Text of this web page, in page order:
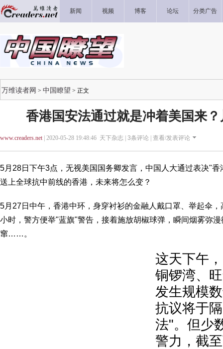
新闻 视频 博客 论坛 分类广告
万维读者网 > 中国瞭望 > 正文
香港国安法通过就是冲着美国来
www.creaders.net| 2020-05-28 19:48:46 天下杂志 | 3条评论 | 查看/发表评论
5月28日下午3点，无视美国国务卿发言，中国人大通过表决"
送上全球抗中前线的香港，未来将怎么变？
5月27日中午，香港中环，身穿衬衫的金融人戴口罩、举起伞
小时，警方便举"蓝旗"警告，接着施放胡椒球弹，瞬间烟雾弥
窜……。
这天下午
铜锣湾、
发生规模
抗议将于
法"。但少
警力，截